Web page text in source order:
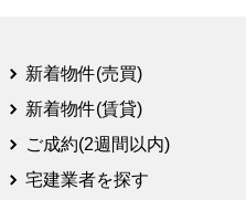
新着物件(売買)
新着物件(賃貸)
ご成約(2週間以内)
宅建業者を探す